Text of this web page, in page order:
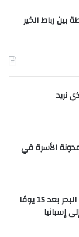
رباط الخير
نريد
الأسرة في
17 جزائريًا يلقون مصرعهم في البحر بعد 15 يومًا
إسبانيا